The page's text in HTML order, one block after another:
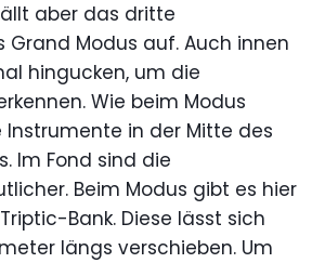
aber das dritte
Grand Modus auf. Auch innen
hingucken, um die
Wie beim Modus
in der Mitte des
Im Fond sind die
Beim Modus gibt es hier
Bank. Diese lässt sich
längs verschieben. Um